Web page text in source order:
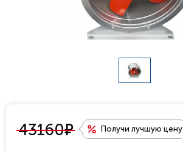
43160е Получи лучшую цену